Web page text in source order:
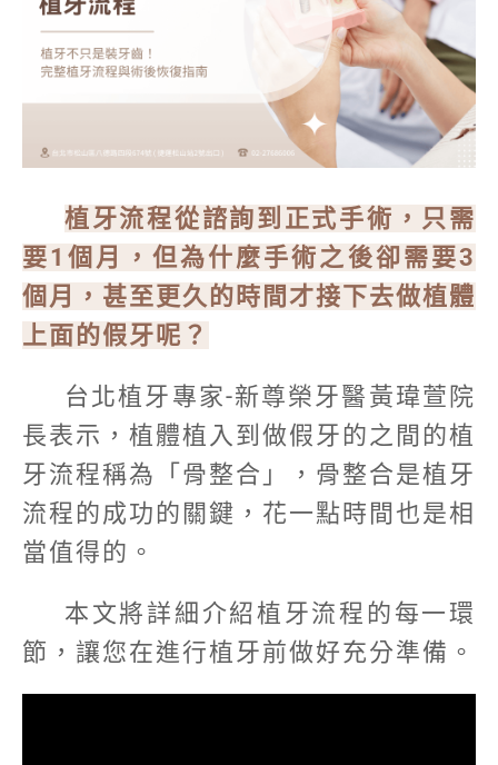
植牙流程從諮詢到正式手術，只需
要1個月，但為什麼手術之後卻需要3
個月，甚至更久的時間才接下去做植體
上面的假牙呢？
台北植牙專家-新尊榮牙醫黃瑋萱院
長表示，植體植入到做假牙的之間的植
牙流程稱為「骨整合」，骨整合是植牙
流程的成功的關鍵，花一點時間也是相
當值得的。
本文將詳細介紹植牙流程的每一環
節，讓您在進行植牙前做好充分準備。